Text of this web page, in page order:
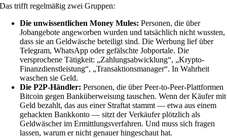
Das trifft regelmäßig zwei Gruppen:
Die unwissentlichen Money Mules: Personen, die über
Jobangebote angeworben wurden und tatsächlich nicht wussten,
dass sie an Geldwäsche beteiligt sind. Die Werbung lief über
Telegram, WhatsApp oder gefälschte Jobportale. Die
versprochene Tätigkeit: „Zahlungsabwicklung“, „Krypto-
Finanzdienstleistung“, „Transaktionsmanager“. In Wahrheit
waschen sie Geld.
Die P2P-Händler: Personen, die über Peer-to-Peer-Plattformen
Bitcoin gegen Banküberweisung tauschen. Wenn der Käufer mit
Geld bezahlt, das aus einer Straftat stammt — etwa aus einem
gehackten Bankkonto — sitzt der Verkäufer plötzlich als
Geldwäscher im Ermittlungsverfahren. Und muss sich fragen
lassen, warum er nicht genauer hingeschaut hat.